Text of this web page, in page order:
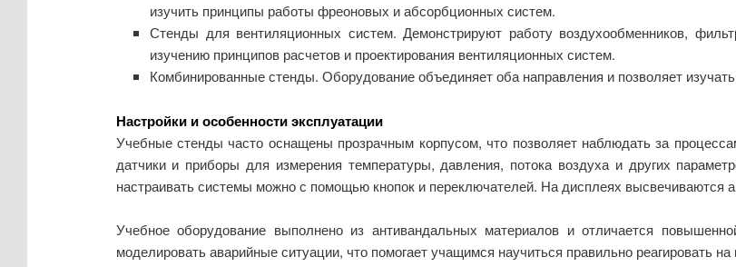
изучить принципы работы фреоновых и абсорбционных систем.
Стенды для вентиляционных систем. Демонстрируют работу воздухообменников,
изучению принципов расчетов и проектирования вентиляционных систем.
Комбинированные стенды. Оборудование объединяет оба направления и позволяет
Настройки и особенности эксплуатации
Учебные стенды часто оснащены прозрачным корпусом, что позволяет наблюдать за
датчики и приборы для измерения температуры, давления, потока воздуха и других
настраивать системы можно с помощью кнопок и переключателей. На дисплеях высвечиваются
Учебное оборудование выполнено из антивандальных материалов и отличается
моделировать аварийные ситуации, что помогает учащимся научиться правильно реагировать